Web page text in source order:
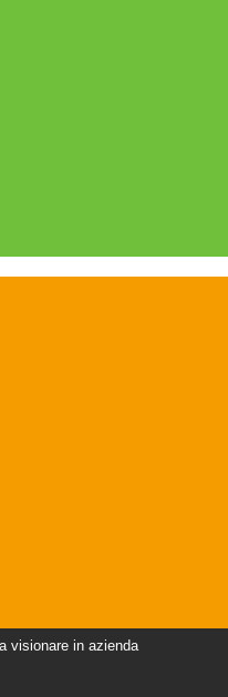
visionare in azienda